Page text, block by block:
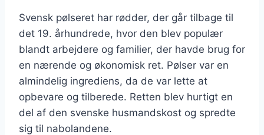
Svensk pølseret har rødder, der går tilbage til
det 19. århundrede, hvor den blev populær
blandt arbejdere og familier, der havde brug for
en nærende og økonomisk ret. Pølser var en
almindelig ingrediens, da de var lette at
opbevare og tilberede. Retten blev hurtigt en
del af den svenske husmandskost og spredte
sig til nabolandene.